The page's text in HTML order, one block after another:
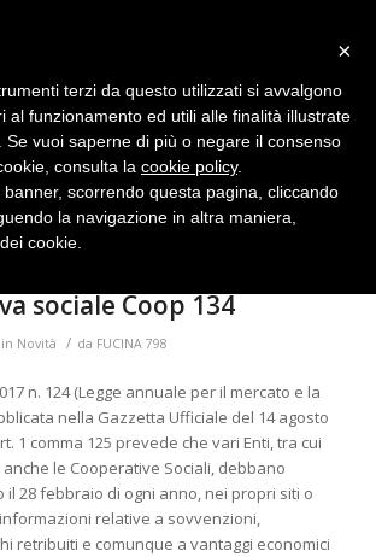
relative a sovvenzioni,
incarichi retribuiti
Pubbliche
sociale Coop 134
in Novità / da FUCINA 798
n. 124 (Legge annuale per il mercato e la
nella Gazzetta Ufficiale del 14 agosto
1 comma 125 prevede che vari Enti, tra cui
le Cooperative Sociali, debbano
il 28 febbraio di ogni anno, nei propri siti o
relative a sovvenzioni,
retribuiti e comunque a vantaggi economici
×
terzi da questo utilizzati si avvalgono
al funzionamento ed utili alle finalità illustrate
Se vuoi saperne di più o negare il consenso
consulta la cookie policy.
scorrendo questa pagina, cliccando
la navigazione in altra maniera,
cookie.